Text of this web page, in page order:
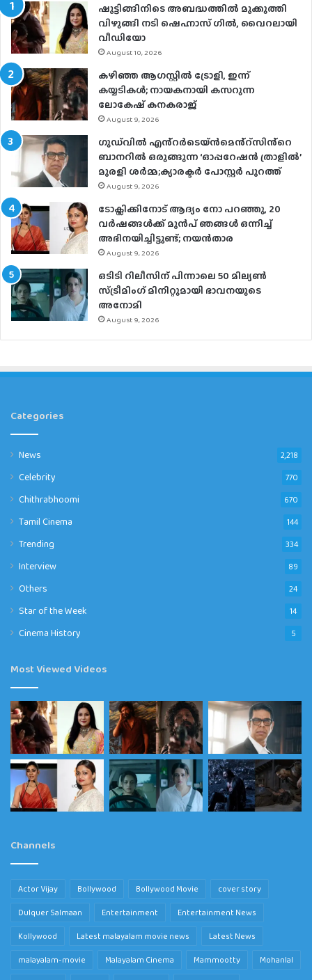
ഷൂട്ടിങ്ങിനിടെ അബദ്ധത്തില്‍ മൂക്കുത്തി
വിഴുങ്ങി നടി ഷെഹ്നാസ് ഗില്‍, വൈറലായി
വീഡിയോ
August 10, 2026
കഴിഞ്ഞ ആഗസ്റ്റിൽ ട്രോളി, ഇന്ന്
കയ്യടികൾ; നായകനായി കസറുന്ന
ലോകേഷ് കനകരാജ്
August 9, 2026
ഗുഡ്‌വിൽ എൻ്റർടെയ്ൻമെൻ്റ്സിൻ്റെ
ബാനറിൽ ഒരുങ്ങുന്ന ‘ഓപ്പറേഷൻ ത്രാളിൽ’
മുരളി ശർമ്മ;ക്യാരക്ടർ പോസ്റ്റർ പുറത്ത്
August 9, 2026
ടോക്സിക്കിനോട് ആദ്യം നോ പറഞ്ഞു, 20
വർഷങ്ങൾക്ക് മുൻപ് ഞങ്ങൾ ഒന്നിച്ച്
അഭിനയിച്ചിട്ടുണ്ട്; നയൻ‌താര
August 9, 2026
ഒടിടി റിലീസിന് പിന്നാലെ 50 മില്യൺ
സ്ട്രീമിം​ഗ് മിനിറ്റുമായി ഭാവനയുടെ
അനോമി
August 9, 2026
Categories
News 2,218
Celebrity 770
Chithrabhoomi 670
Tamil Cinema 144
Trending 334
Interview 89
Others 24
Star of the Week 14
Cinema History 5
Most Viewed Videos
Channels
Actor Vijay Bollywood Bollywood Movie
cover story
Dulquer Salmaan
Entertainment
Entertainment News
Kollywood
Latest malayalam movie news
Latest News
malayalam-movie
Malayalam Cinema Mammootty
Mohanlal